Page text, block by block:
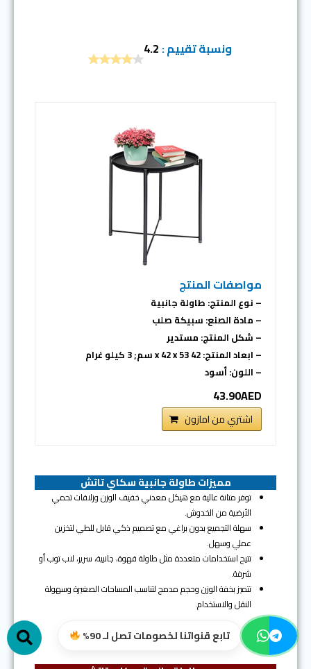
ونسبة تقييم : 4.2
مواصفات المنتج
– نوع المنتج: طاولة جانبية
– مادة الصنع: سبيكة صلب
– شكل المنتج: مستدير
– ابعاد المنتج: 42 x 42 x 53 سم; 3 كيلو غرام
– اللون: أسود
43.90AED
اشتري من امازون
مميزات طاولة جانبية سكاي تاتش
توفر متانة عالية مع هيكل معدني خفيف الوزن وزلاقات تحمي
الأرضية من الخدوش.
سهلة التجميع بدون براغي مع تصميم ذكي قابل للطي لتخزين
عملي وسهل.
تتيح استخدامات متعددة مثل طاولة قهوة، جانبية، سرير، لاب توب أو
شرفة.
تتميز بخفة الوزن وحجم مدمج لتناسب المساحات الصغيرة وسهولة
النقل والاستخدام.
تابع قنواتنا لخصومات تصل لـ 90%